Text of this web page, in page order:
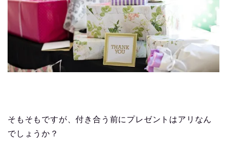
そもそもですが、付き合う前にプレゼントはアリなん
でしょうか？